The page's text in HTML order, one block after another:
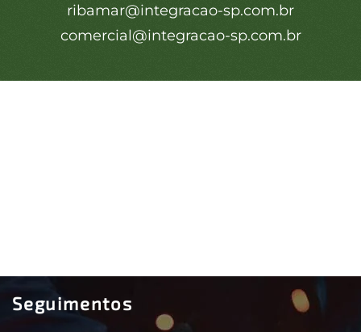
ribamar@integracao-sp.com.br
comercial@integracao-sp.com.br
Seguimentos